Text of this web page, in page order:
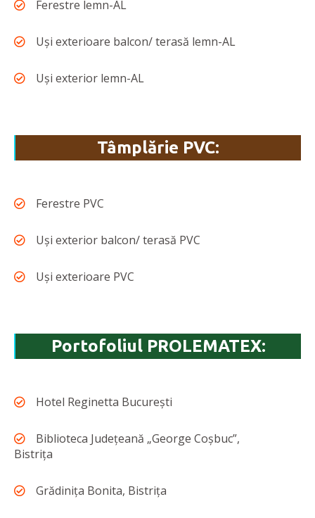
Ferestre lemn-AL
Uși exterioare balcon/ terasă lemn-AL
Uși exterior lemn-AL
Tâmplărie PVC:
Ferestre PVC
Uși exterior balcon/ terasă PVC
Uși exterioare PVC
Portofoliul PROLEMATEX:
Hotel Reginetta București
Biblioteca Județeană „George Coșbuc”,
Bistrița
Grădinița Bonita, Bistrița